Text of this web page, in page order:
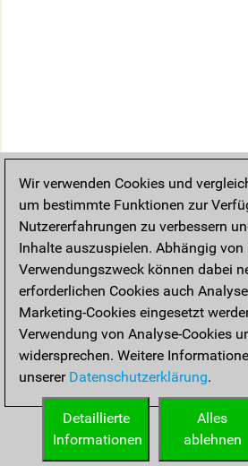
Wir verwenden Cookies und
um bestimmte Funktionen zur
Nutzererfahrungen zu verbessern
Inhalte auszuspielen. Abhängig von
Verwendungszweck können dabei
erforderlichen Cookies auch
Marketing-Cookies eingesetzt
Verwendung von Analyse-Cookies
widersprechen. Weitere
unserer Datenschutzerklärung.
Alles
ablehnen
Detaillierte
Informationen